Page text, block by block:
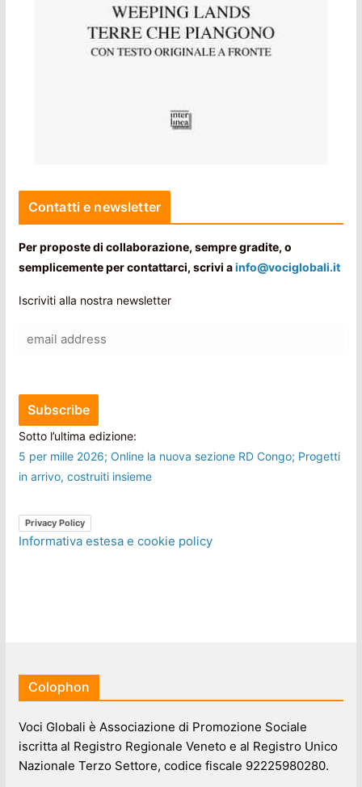
Contatti e newsletter
Per proposte di collaborazione, sempre gradite, o
semplicemente per contattarci, scrivi ainfo@vociglobali.it
Iscriviti alla nostra newsletter
Sotto l’ultima edizione:
5 per mille 2026; Online la nuova sezione RD Congo; Progetti
in arrivo, costruiti insieme
Privacy Policy
Informativa estesa e cookie policy
Colophon
Voci Globali è Associazione di Promozione Sociale
iscritta al Registro Regionale Veneto e al Registro Unico
Nazionale Terzo Settore, codice fiscale 92225980280.